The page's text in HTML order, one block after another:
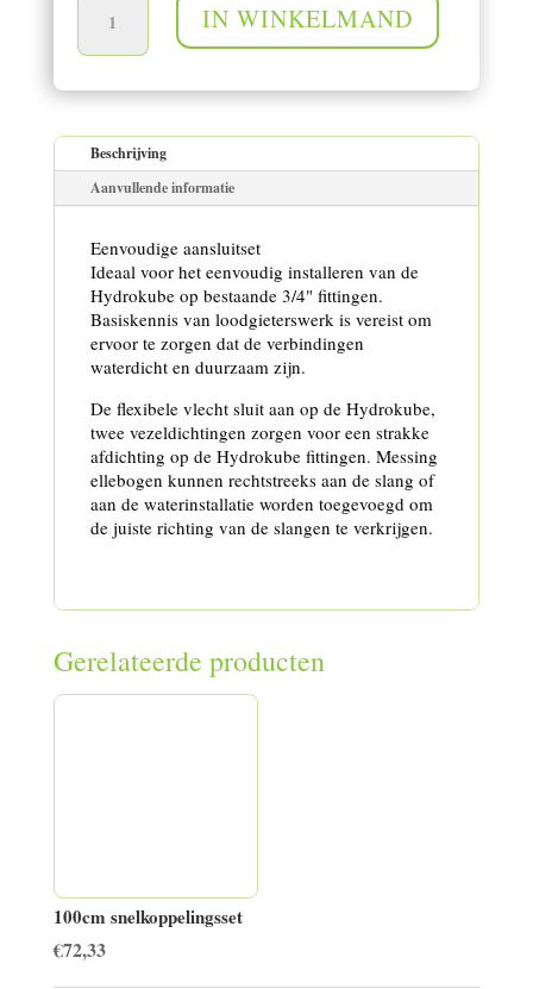
IN WINKELMAND
Beschrijving
Aanvullende informatie
Eenvoudige aansluitset
Ideaal voor het eenvoudig installeren van de
Hydrokube op bestaande 3/4" fittingen.
Basiskennis van loodgieterswerk is vereist om
ervoor te zorgen dat de verbindingen
waterdicht en duurzaam zijn.
De flexibele vlecht sluit aan op de Hydrokube,
twee vezeldichtingen zorgen voor een strakke
afdichting op de Hydrokube fittingen. Messing
ellebogen kunnen rechtstreeks aan de slang of
aan de waterinstallatie worden toegevoegd om
de juiste richting van de slangen te verkrijgen.
Gerelateerde producten
100cm snelkoppelingsset
€72,33